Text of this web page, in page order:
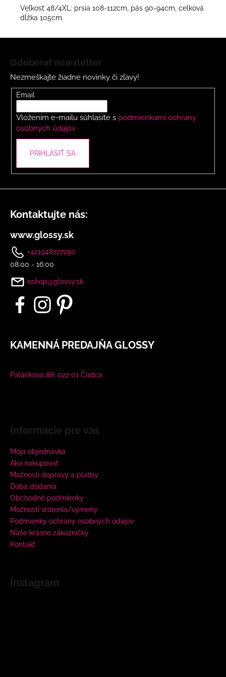
Veľkosť 48/4XL: prsia 108-112cm, pás 90-94cm, celková
dĺžka 105cm
Odoberať newsletter
Nezmeškajte žiadne novinky či zľavy!
Email
Vložením e-mailu súhlasíte s podmienkami ochrany
osobných údajov
PRIHLÁSIŤ SA
Kontaktujte nás:
www.glossy.sk
+421948727250
08:00 - 16:00
eshop@glossy.sk
KAMENNÁ PREDAJŇA GLOSSY
Palárikova 88, 022 01 Čadca
Informácie pre vás
Moja objednávka
Ako nakupovať
Možnosti dopravy a platby
Doba dodania
Obchodné podmienky
Možnosti vrátenia/výmeny
Podmienky ochrany osobných údajov
Naše krásne zákazníčky
Kontakt
Instagram